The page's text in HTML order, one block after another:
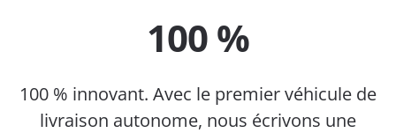
100 %
100 % innovant. Avec le premier véhicule de
livraison autonome, nous écrivons une